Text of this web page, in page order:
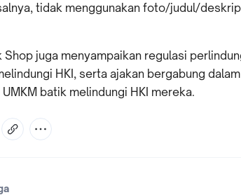
tidak menggunakan foto/judul/
Shop juga menyampaikan regulasi
HKI, serta ajakan bergabung dalam
batik melindungi HKI mereka.